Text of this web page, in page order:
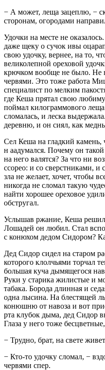
− А может, леща зацеплю, −
сторонам, огородами
Удочки на месте не
даже щеку о сучок ивы
свою удочку, вернее, на то,
великолепной ореховой
крючком вообще не было. Не
червями. Это тоже работа
специалист по мелким
где Кеша прятал свою
поймал килограммового
сломалась, и леска
деревню, и он сиял, как
Сел Кеша на гладкий камень,
н аадумался. Почему он
на него валятся? За что ни
ссорео: и со сверстниками,
зла не желает, хочет, чтобы
никогда не сломал такую
найти хорошее ореховое
обстругал.
Услышав ржание, Кеша
Лошадей он любил. Стал
с конюхом дедом Сидором?
Дед Сидор сидел на старом
которого клолчьями торчал
большая куча дымящегося
Руки у старика жилистые и
табака. Борода длинная и
одна лысина. На блестящей
конюшню от навоза и вот
рта клубок дыма, дед Сидор
Глаза у него тоже
− Трудно, брат, на свете
− Кто-то удочку сломал, −
червями спер.